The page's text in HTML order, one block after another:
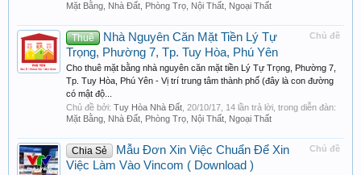
Mặt Bằng, Nhà Đất, Phòng Trọ, Nội Thất, Ngoại Thất
Chủ đề
Thuê
Nhà Nguyên Căn Mặt Tiền Lý Tự
Trọng, Phường 7, Tp. Tuy Hòa, Phú Yên
Cho thuê mặt bằng nhà nguyên căn mặt tiền Lý Tự Trọng, Phường 7,
Tp. Tuy Hòa, Phú Yên - Vị trí trung tâm thành phố (đây là con đường
có mật độ...
Chủ đề bởi: Tuy Hòa Nhà Đất 20/10/17 , 14 lần trả lời, trong diễn đàn:
Mặt Bằng, Nhà Đất, Phòng Trọ, Nội Thất, Ngoại Thất
Chủ đề
Chia Sẻ
Mẫu Đơn Xin Việc Chuẩn Để Xin
Việc Làm Vào Vincom ( Download )